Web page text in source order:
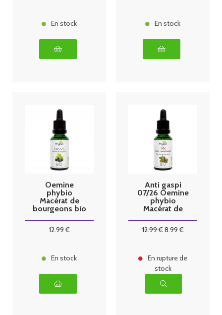
En stock En stock
Oemine
phybio
Macérat de
bourgeons bio
12.99€
En stock
Anti gaspi
07/26 Oemine
phybio
Macérat de
12.99€8.99€
En rupture de
stock